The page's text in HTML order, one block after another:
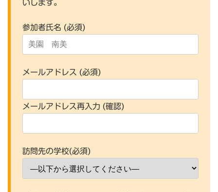
いします。
参加者氏名 (必須)
メールアドレス (必須)
メールアドレス再入力 (確認)
訪問先の学校(必須)